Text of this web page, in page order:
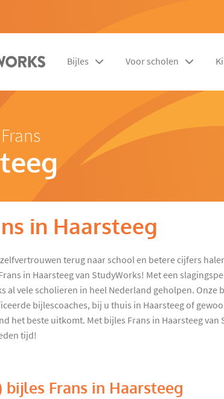
Bijles Voor scholen
in Haarsteeg
terug naar school en betere cijfers
in Haarsteeg van StudyWorks! Met een
al vele scholieren in heel Nederland geholpen. Onze
bijlescoaches, bij u thuis in Haarsteeg of
het beste uitkomt. Met bijles Frans in Haarsteeg van
tijd!
Frans in Haarsteeg